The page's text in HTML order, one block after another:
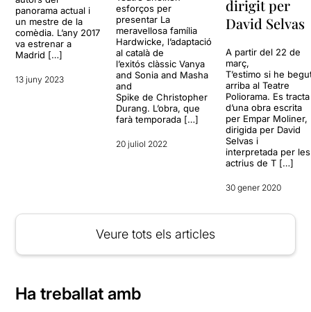
panorama actual i
un mestre de la
comèdia. L’any 2017
va estrenar a
Madrid […]
13 juny 2023
esforços per
presentar La
meravellosa família
Hardwicke, l’adaptació
al català de
l’exitós clàssic Vanya
and Sonia and Masha
and
Spike de Christopher
Durang. L’obra, que
farà temporada […]
20 juliol 2022
dirigit per
David Selvas
A partir del 22 de
març,
T’estimo si he
arriba al Teatre
Poliorama. Es tracta
d’una obra escrita
per Empar Moliner,
dirigida per David
Selvas i
interpretada per les
actrius de T […]
30 gener 2020
Veure tots els articles
Ha treballat amb